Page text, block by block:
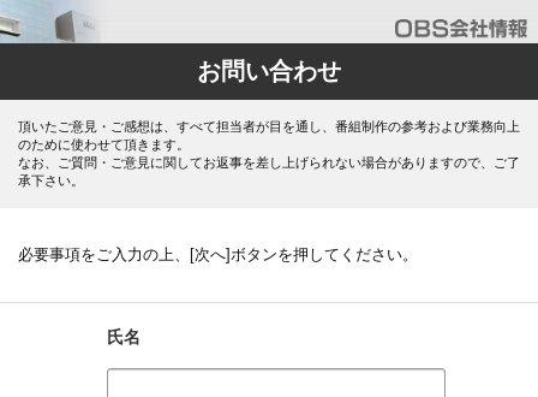
お問い合わせ
頂いたご意見・ご感想は、すべて担当者が目を通し、番組制作の参考および業務向上
のために使わせて頂きます。
なお、ご質問・ご意見に関してお返事を差し上げられない場合がありますので、ご了
承下さい。
必要事項をご入力の上、[次へ]ボタンを押してください。
氏名